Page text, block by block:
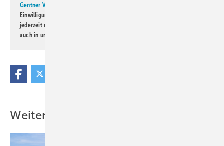
Gentner Verlag GmbH & Co. KG
Einwilligung kann ich jederzeit widerrufen und eine Abmeldung ist
jederzeit möglich. Informationen zum Umgang mit Daten finden Sie
auch in unserer
Weitere Inhalte